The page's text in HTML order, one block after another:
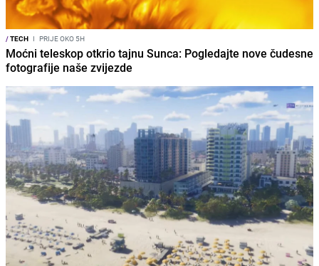
/TECH I PRIJE OKO 5H
Moćni teleskop otkrio tajnu Sunca: Pogledajte nove čudesne
fotografije naše zvijezde